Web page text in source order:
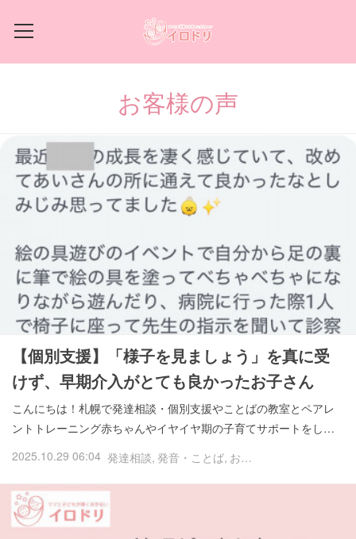
お客様の声
【個別支援】「様子を見ましょう」を真に受
けず、早期介入がとても良かったお子さん
こんにちは！札幌で発達相談・個別支援やことばの教室とペアレ
ントトレーニング赤ちゃんやイヤイヤ期の子育てサポートをし…
2025.10.29 06:04 発達相談 発音・ことば お客様の声